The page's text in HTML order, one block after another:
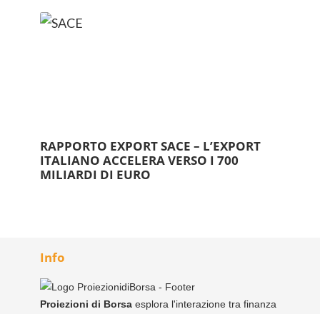
RAPPORTO EXPORT SACE – L’EXPORT
ITALIANO ACCELERA VERSO I 700
MILIARDI DI EURO
Info
Proiezioni di Borsa esplora l'interazione tra finanza